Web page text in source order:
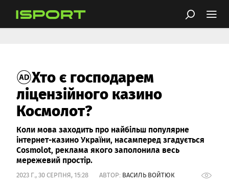
Хто є господарем
ліцензійного казино
Космолот?
Коли мова заходить про найбільш популярне
інтернет-казино України, насамперед згадується
Cosmolot, реклама якого заполонила весь
мережевий простір.
2023 Г., 30 СЕРПНЯ, 15:28 АВТОР: ВАСИЛЬ ВОЙТЮК